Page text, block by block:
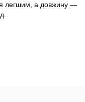
легшим, а довжину —